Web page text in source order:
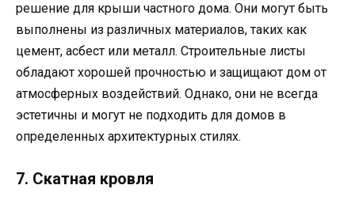
решение для крыши частного дома. Они могут быть
выполнены из различных материалов, таких как
цемент, асбест или металл. Строительные листы
обладают хорошей прочностью и защищают дом от
атмосферных воздействий. Однако, они не всегда
эстетичны и могут не подходить для домов в
определенных архитектурных стилях.
7. Скатная кровля